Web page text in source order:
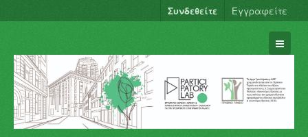
Συνδεθείτε Εγγραφείτε